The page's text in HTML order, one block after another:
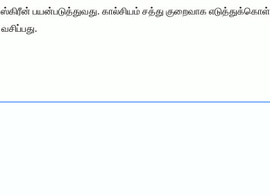
ஸ்கிரீன் பயன்படுத்துவது. கால்சியம் சத்து குறைவாக